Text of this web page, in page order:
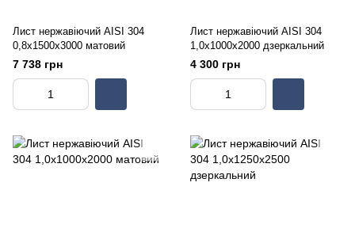
Лист нержавіючий AISI 304
0,8х1500х3000 матовий
7 738 грн
Лист нержавіючий AISI 304
1,0х1000х2000 дзеркальний
4 300 грн